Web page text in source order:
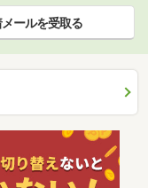
ールを受取る